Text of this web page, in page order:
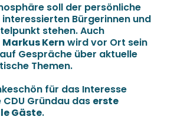
soll der persönliche
Bürgerinnen und
stehen. Auch
Markus Kern wird vor Ort sein
Gespräche über aktuelle
Themen.
für das Interesse
Gründau das erste
Gäste.